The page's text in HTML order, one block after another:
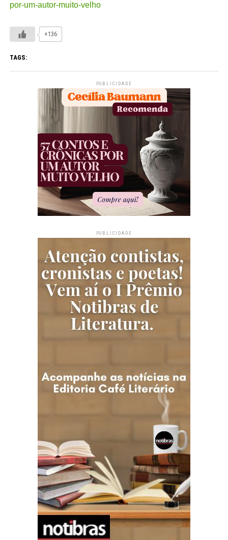
por-um-autor-muito-velho
+136
TAGS:
PUBLICIDADE
PUBLICIDADE